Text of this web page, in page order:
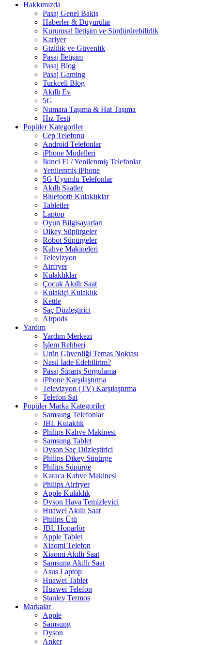
Hakkımızda
Pasaj Genel Bakış
Haberler & Duyurular
Kurumsal İletişim ve Sürdürürebilirlik
Kariyer
Gizlilik ve Güvenlik
Pasaj İletişim
Pasaj Blog
Pasaj Gaming
Turkcell Blog
Akıllı Ev
5G
Numara Taşıma & Hat Taşıma
Hız Testi
Popüler Kategoriler
Cep Telefonu
Android Telefonlar
iPhone Modelleri
İkinci El / Yenilenmiş Telefonlar
Yenilenmiş iPhone
5G Uyumlu Telefonlar
Akıllı Saatler
Bluetooth Kulaklıklar
Tabletler
Laptop
Oyun Bilgisayarları
Dikey Süpürgeler
Robot Süpürgeler
Kahve Makineleri
Televizyon
Airfryer
Kulaklıklar
Çocuk Akıllı Saat
Kulakiçi Kulaklık
Kettle
Saç Düzleştirici
Airpods
Yardım
Yardım Merkezi
İşlem Rehberi
Ürün Güvenliği Temas Noktası
Nasıl İade Edebilirim?
Pasaj Sipariş Sorgulama
iPhone Karşılaştırma
Televizyon (TV) Karşılaştırma
Telefon Sat
Popüler Marka Kategoriler
Samsung Telefonlar
JBL Kulaklık
Philips Kahve Makinesi
Samsung Tablet
Dyson Saç Düzleştirici
Philips Dikey Süpürge
Philips Süpürge
Karaca Kahve Makinesi
Philips Airfryer
Apple Kulaklık
Dyson Hava Temizleyici
Huawei Akıllı Saat
Philips Ütü
JBL Hoparlör
Apple Tablet
Xiaomi Telefon
Xiaomi Akıllı Saat
Samsung Akıllı Saat
Asus Laptop
Huawei Tablet
Huawei Telefon
Stanley Termos
Markalar
Apple
Samsung
Dyson
Anker